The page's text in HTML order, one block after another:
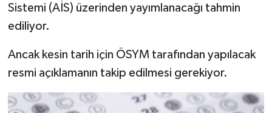
Sistemi (AİS) üzerinden yayımlanacağı tahmin
ediliyor.
Ancak kesin tarih için ÖSYM tarafından yapılacak
resmi açıklamanın takip edilmesi gerekiyor.